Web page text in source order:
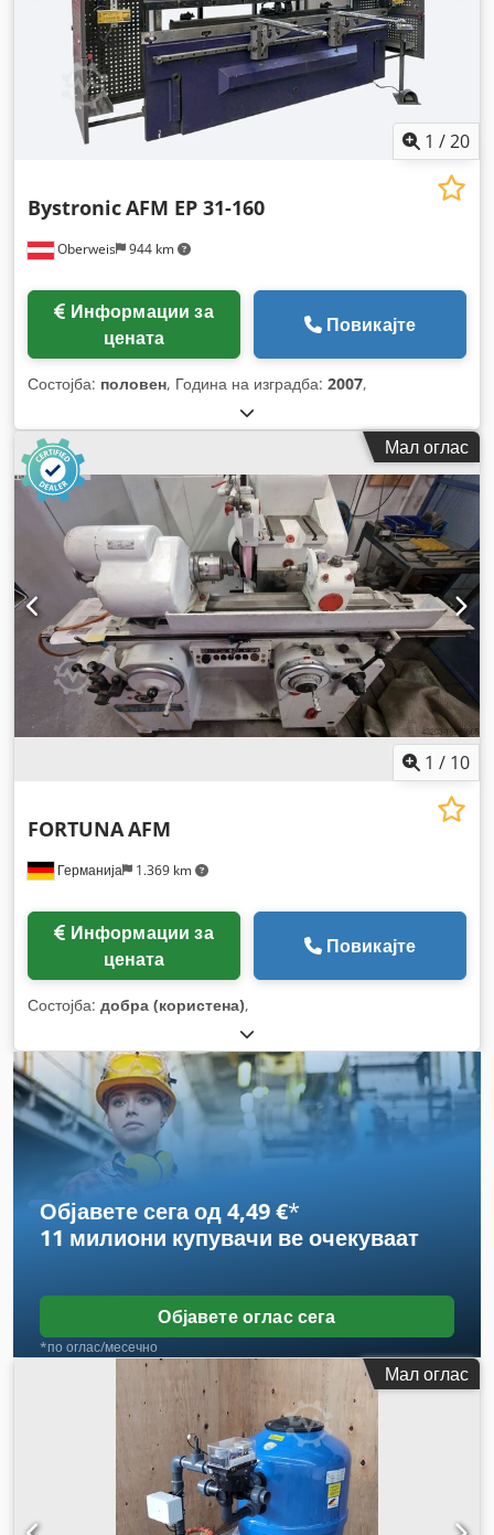
1 /20
Oberweis 944 km
BystronicAFM EP 31-160
цената
Повикајте
Состојба: половен, Година на изградба: 2007,
Мал оглас
1 / 10
Германија 1.369 km
FORTUNAAFM
цената
Повикајте
Состојба: добра (користена),
Објавете сега од 4,49 €*
11 милиони купувачи ве очекуваат
Објавете оглас сега
*по оглас/месечно
Мал оглас